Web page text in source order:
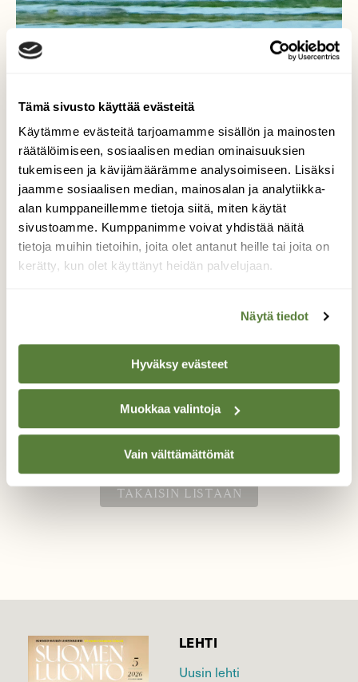
Tämä sivusto käyttää evästeitä
Käytämme evästeitä tarjoamamme sisällön ja mainosten
räätälöimiseen, sosiaalisen median ominaisuuksien
tukemiseen ja kävijämäärämme analysoimiseen. Lisäksi
jaamme sosiaalisen median, mainosalan ja analytiikka-
alan kumppaneillemme tietoja siitä, miten käytät
sivustoamme. Kumppanimme voivat yhdistää näitä
tietoja muihin tietoihin, joita olet antanut heille tai joita on
kerätty, kun olet käyttänyt heidän palvelujaan.
Näytä tiedot
Hyväksy evästeet
Muokkaa valintoja
Vain välttämättömät
Härkälinnut
Härkälintupari asettuivat hetkeksi nokikkain
Saimaalla.
Valokuvaaja: Liisa Niiva-Korpela, Taipalsaari
TAKAISIN LISTAAN
LEHTI
Uusin lehti